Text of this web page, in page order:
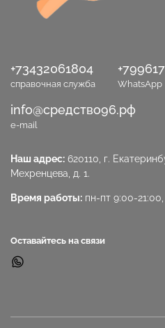
+73432061804
справочная служба WhatsApp
info@средство96.рф
e-mail
Наш адрес: 620110, г.
Мехренцева, д. 1.
Время работы: пн-пт 9:00-
Оставайтесь на связи